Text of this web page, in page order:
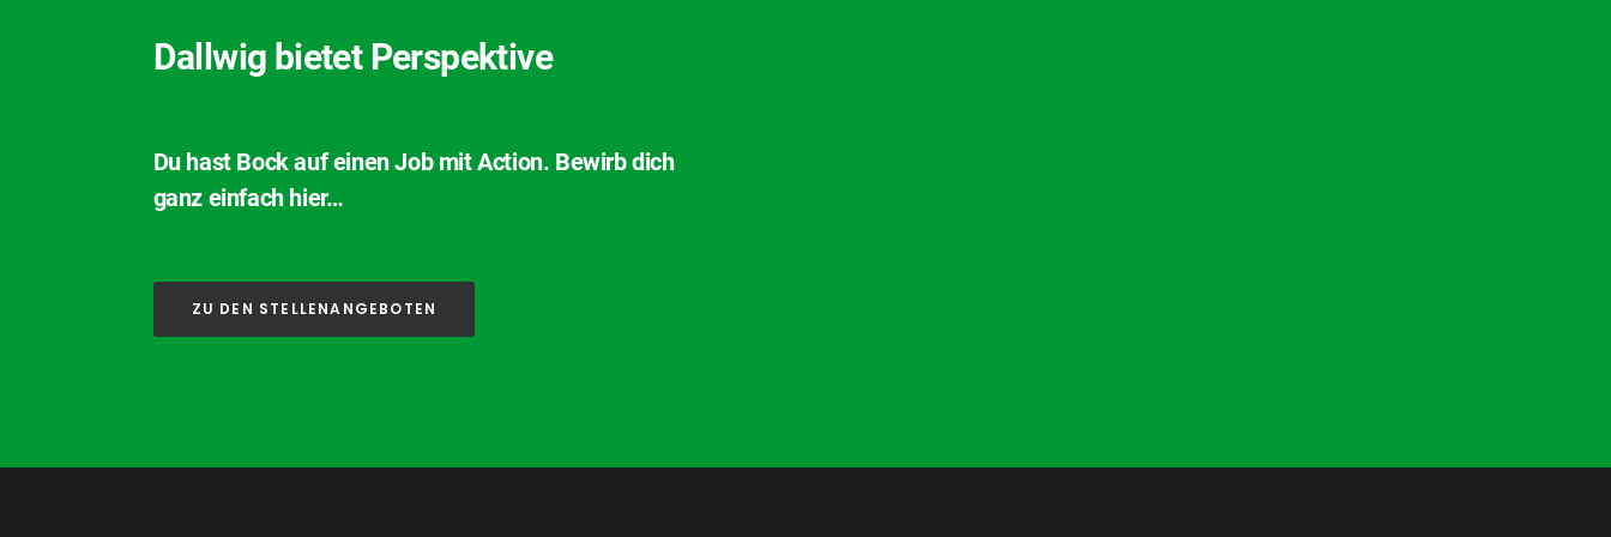
Dallwig bietet Perspektive
Du hast Bock auf einen Job mit Action. Bewirb dich
ganz einfach hier…
ZU DEN STELLENANGEBOTEN